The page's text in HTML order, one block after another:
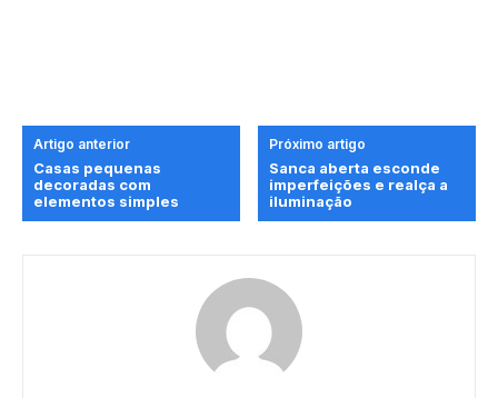
Artigo anterior
Casas pequenas
decoradas com
elementos simples
Próximo artigo
Sanca aberta esconde
imperfeições e realça a
iluminação